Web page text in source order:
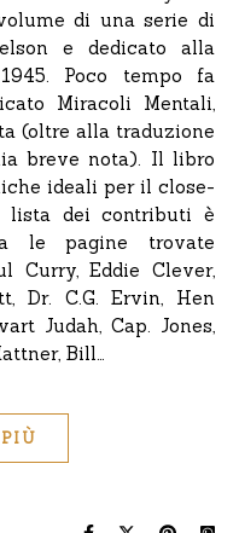
di una serie di
e dedicato alla
Poco tempo fa
Miracoli Mentali,
(oltre alla traduzione
breve nota). Il libro
ideali per il close-
dei contributi è
le pagine trovate
Curry, Eddie Clever,
Dr. C.G. Ervin, Hen
Judah, Cap. Jones,
Bill…